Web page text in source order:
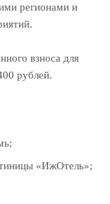
регионами и
взноса для
рублей.
«ИжОтель»;